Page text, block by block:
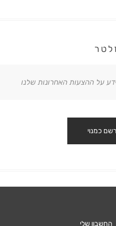
על ההצעות האחרונות שלנו
כמנוי
החשבון שלי